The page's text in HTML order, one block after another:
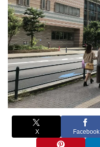
X Facebook